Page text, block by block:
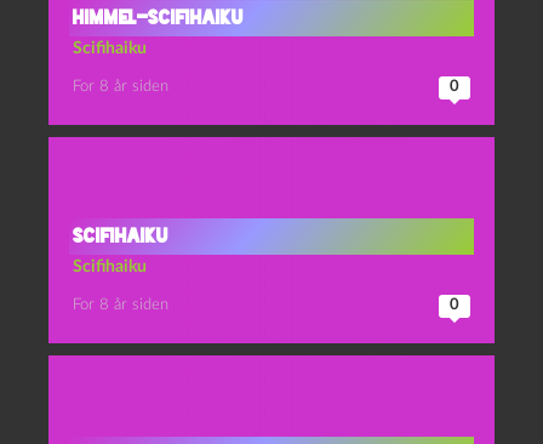
Himmel-scifihaiku
Scifihaiku
For 8 år siden 0
Scifihaiku
Scifihaiku
For 8 år siden 0